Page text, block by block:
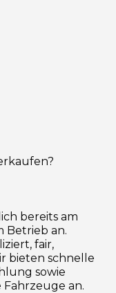
bereits am
Betrieb an.
fair,
bieten schnelle
sowie
an.